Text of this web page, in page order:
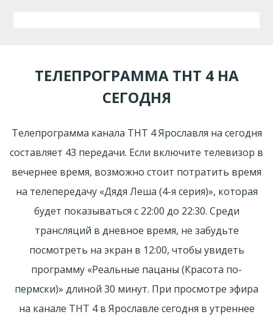
ТЕЛЕПРОГРАММА ТНТ 4 НА
СЕГОДНЯ
Телепрограмма канала ТНТ 4 Ярославля на сегодня
составляет 43 передачи. Если включите телевизор в
вечернее время, возможно стоит потратить время
на телепередачу «Дядя Леша (4-я серия)», которая
будет показываться с 22:00 до 22:30. Среди
трансляций в дневное время, не забудьте
посмотреть на экран в 12:00, чтобы увидеть
программу «Реальные пацаны (Красота по-
пермски)» длиной 30 минут. При просмотре эфира
на канале ТНТ 4 в Ярославле сегодня в утреннее